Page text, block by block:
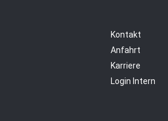
Kontakt
Anfahrt
Karriere
Login Intern